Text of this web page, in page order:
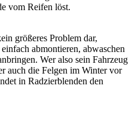
vom Reifen löst.
größeres Problem dar,
abmontieren, abwaschen
Wer also sein Fahrzeug
auch die Felgen im Winter vor
in Radzierblenden den